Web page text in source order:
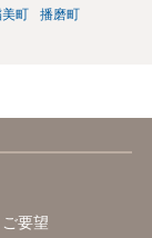
町
播磨町
要望